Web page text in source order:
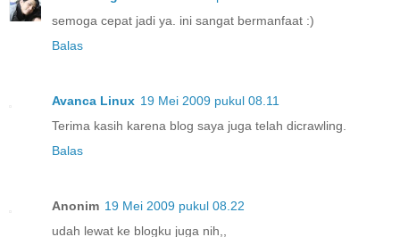
semoga cepat jadi ya. ini sangat bermanfaat :)
Balas
Avanca Linux 19 Mei 2009 pukul 08.11
Terima kasih karena blog saya juga telah dicrawling.
Balas
Anonim 19 Mei 2009 pukul 08.22
udah lewat ke blogku juga nih,,